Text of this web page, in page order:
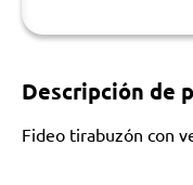
Descripción de
Fideo tirabuzón con